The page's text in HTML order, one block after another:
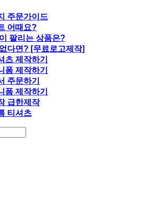
주문가이드
어때요?
팔리는 상품은?
다면? [무료로고제작]
츠 제작하기
폼 제작하기
주문하기
폼 제작하기
급한제작
티셔츠